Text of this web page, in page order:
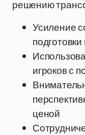
решению
Усиление
игроков с
ценой